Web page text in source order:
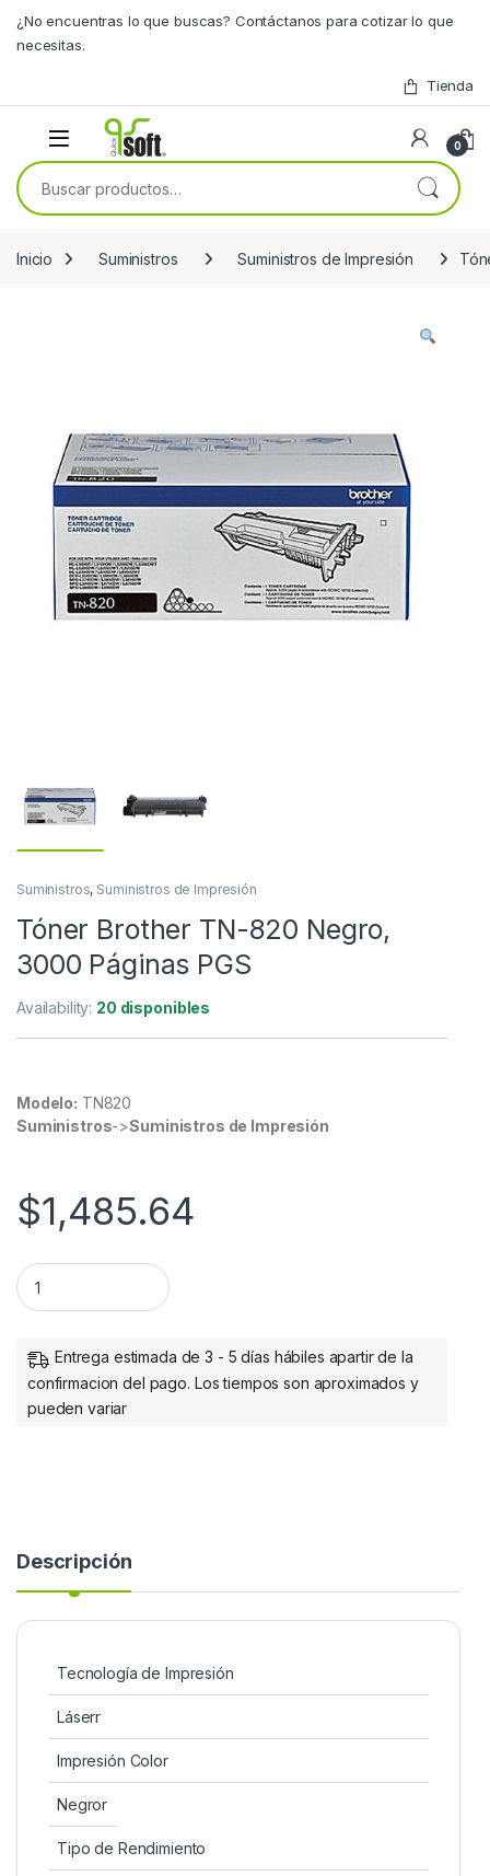
¿No encuentras lo que buscas? Contáctanos para cotizar lo que
necesitas.
Tienda
0
Buscar por:
Inicio Suministros Suministros de Impresión
Suministros, Suministros de Impresión
Tóner Brother TN-820 Negro,
3000 Páginas PGS
Availability: 20 disponibles
Modelo: TN820
Suministros->Suministros de Impresión
$1,485.64
Tóner Brother TN-820 Negro, 3000 Páginas PGS quantity
Entrega estimada de 3 - 5 días hábiles apartir de la
confirmacion del pago. Los tiempos son aproximados y
pueden variar
Descripción
Tecnología de Impresión
Láserr
Impresión Color
Negror
Tipo de Rendimiento